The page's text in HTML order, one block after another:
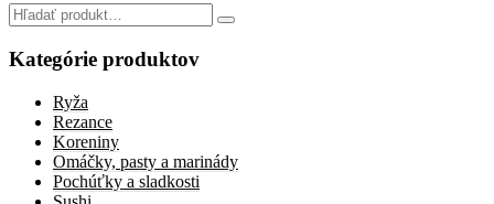
Search
for:
Kategórie produktov
Ryža
Rezance
Koreniny
Omáčky, pasty a marinády
Pochúťky a sladkosti